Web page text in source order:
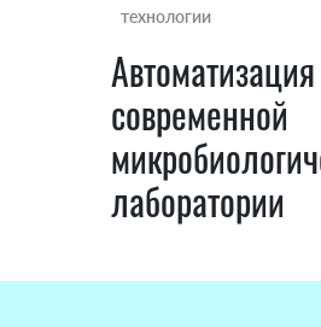
технологии
Автоматизация
современной
лаборатории